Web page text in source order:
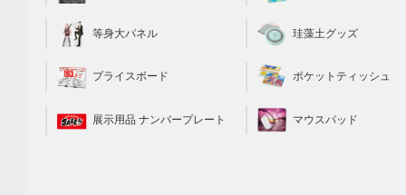
等身大パネル
プライスボード
展示用品 ナンバープレート
珪藻土グッズ
ポケットティッシュ
マウスパッド